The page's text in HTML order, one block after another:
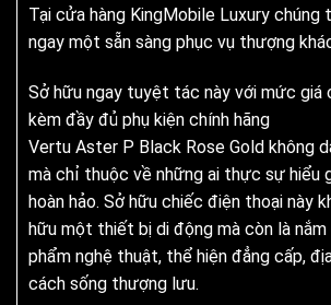
Tại cửa hàng KingMobile Luxury chúng
ngay một sẵn sàng phục vụ thượng
Sở hữu ngay tuyệt tác này với mức giá
kèm đầy đủ phụ kiện chính hãng
Vertu Aster P Black Rose Gold không
mà chỉ thuộc về những ai thực sự hiểu
hoàn hảo. Sở hữu chiếc điện thoại này
hữu một thiết bị di động mà còn là
phẩm nghệ thuật, thể hiện đẳng cấp,
cách sống thượng lưu.